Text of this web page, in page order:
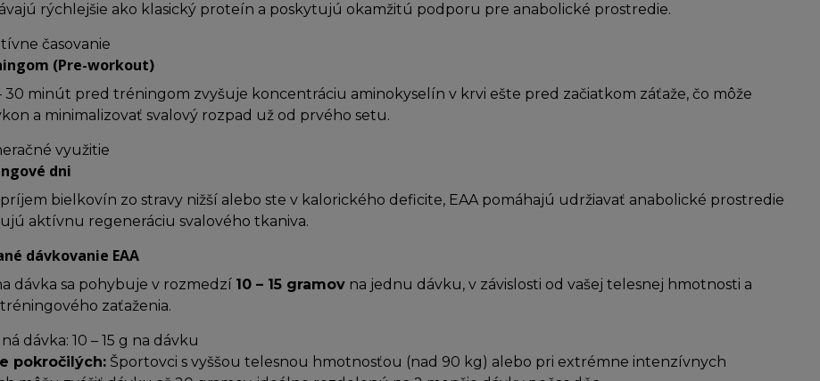
rýchlejšie ako klasický proteín a poskytujú okamžitú podporu pre anabolické prostredie.
časovanie
(Pre-workout)
30 minút pred tréningom zvyšuje koncentráciu aminokyselín v krvi ešte pred začiatkom záťaže, čo môže
a minimalizovať svalový rozpad už od prvého setu.
využitie
dni
príjem bielkovín zo stravy nižší alebo ste v kalorického deficite, EAA pomáhajú udržiavať anabolické prostredie
aktívnu regeneráciu svalového tkaniva.
dávkovanie EAA
dávka sa pohybuje v rozmedzí 10 – 15 gramov na jednu dávku, v závislosti od vašej telesnej hmotnosti a
zaťaženia.
dávka: 10 – 15 g na dávku
pokročilých: Športovci s vyššou telesnou hmotnosťou (nad 90 kg) alebo pri extrémne intenzívnych